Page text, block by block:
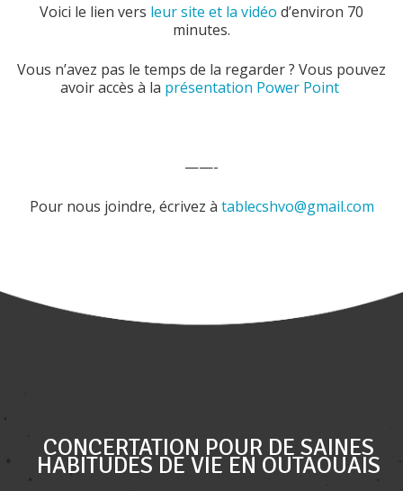
Voici le lien vers leur site et la vidéo d’environ 70
minutes.
Vous n’avez pas le temps de la regarder ? Vous pouvez
avoir accès à la présentation Power Point
——-
Pour nous joindre, écrivez à tablecshvo@gmail.com
CONCERTATION POUR DE SAINES
HABITUDES DE VIE EN OUTAOUAIS